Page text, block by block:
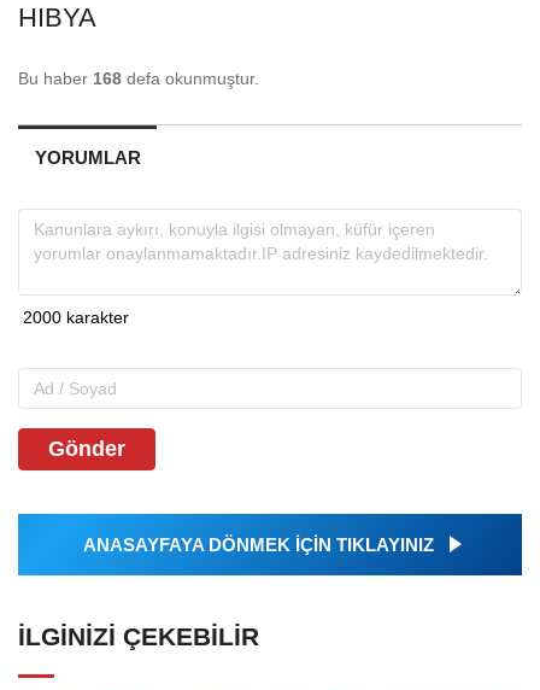
HIBYA
Bu haber 168 defa okunmuştur.
YORUMLAR
Gönder
ANASAYFAYA DÖNMEK İÇİN TIKLAYINIZ
İLGINIZI ÇEKEBILIR